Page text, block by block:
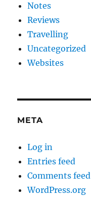
Notes
Reviews
Travelling
Uncategorized
Websites
META
Log in
Entries feed
Comments feed
WordPress.org